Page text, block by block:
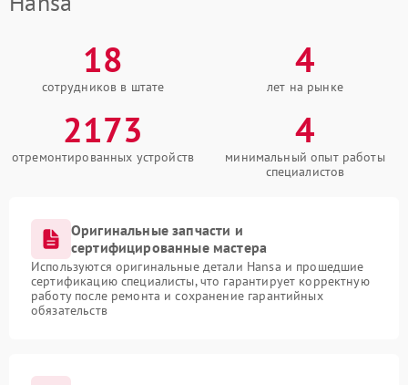
18
сотрудников в штате
4
лет на рынке
2173
отремонтированных устройств
4
минимальный опыт работы
специалистов
Оригинальные запчасти и
сертифицированные мастера
Используются оригинальные детали Hansa и прошедшие
сертификацию специалисты, что гарантирует корректную
работу после ремонта и сохранение гарантийных
обязательств